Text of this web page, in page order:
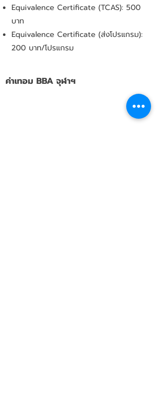
Equivalence Certificate (TCAS): 500
บาท
Equivalence Certificate (ส่งโปรแกรม):
200 บาท/โปรแกรม
ค่าเทอม BBA จุฬาฯ